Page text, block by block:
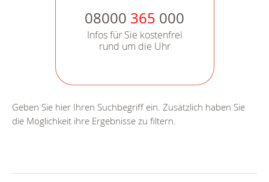
08000 365 000
Infos für Sie kostenfrei
rund um die Uhr
Geben Sie hier Ihren Suchbegriff ein. Zusätzlich haben Sie
die Möglichkeit ihre Ergebnisse zu filtern.